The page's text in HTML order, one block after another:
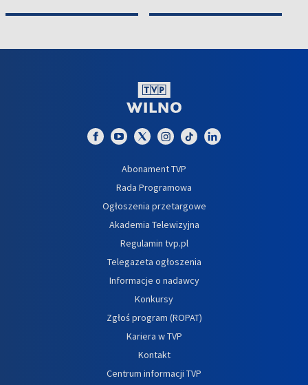
Abonament TVP
Rada Programowa
Ogłoszenia przetargowe
Akademia Telewizyjna
Regulamin tvp.pl
Telegazeta ogłoszenia
Informacje o nadawcy
Konkursy
Zgłoś program (ROPAT)
Kariera w TVP
Kontakt
Centrum informacji TVP